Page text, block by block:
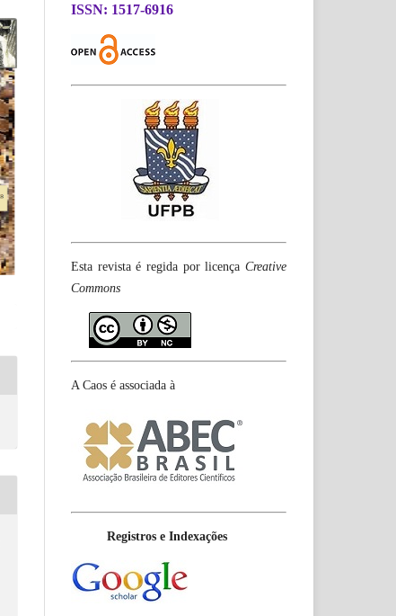
ISSN: 1517-6916
Esta revista é regida por licença Creative
Commons
A Caos é associada à
Registros e Indexações